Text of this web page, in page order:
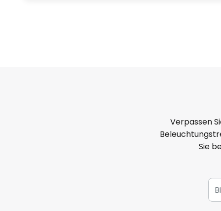
Verpassen
Sie